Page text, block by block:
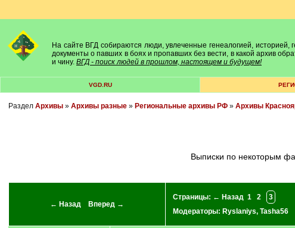
На сайте ВГД собираются люди, увлеченные генеалогией, историей,
документы о павших в боях и пропавших без вести, в какой архив
и чину. ВГД - поиск людей в прошлом, настоящем и будущем!
VGD.RU
Раздел Архивы» Архивы разные» Региональные архивы РФ» Архивы
Выписки по некоторым
← Назад Вперед →
Страницы: ← Назад 1 2
3
Модераторы: Ryslaniys, Tasha56